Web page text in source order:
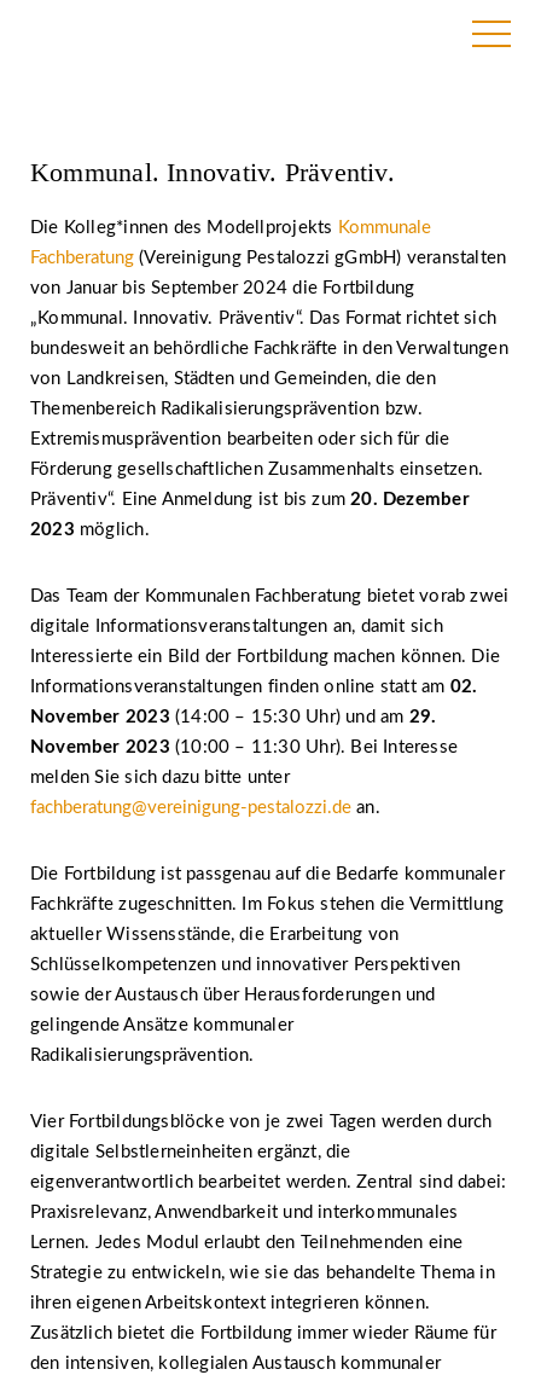
Kommunal. Innovativ. Präventiv.
Die Kolleg*innen des Modellprojekts Kommunale
Fachberatung (Vereinigung Pestalozzi gGmbH) veranstalten
von Januar bis September 2024 die Fortbildung
„Kommunal. Innovativ. Präventiv“. Das Format richtet sich
bundesweit an behördliche Fachkräfte in den Verwaltungen
von Landkreisen, Städten und Gemeinden, die den
Themenbereich Radikalisierungsprävention bzw.
Extremismusprävention bearbeiten oder sich für die
Förderung gesellschaftlichen Zusammenhalts einsetzen.
Präventiv“. Eine Anmeldung ist bis zum20. Dezember
2023 möglich.
Das Team der Kommunalen Fachberatung bietet vorab zwei
digitale Informationsveranstaltungen an, damit sich
Interessierte ein Bild der Fortbildung machen können. Die
Informationsveranstaltungen finden online statt am 02.
November 2023 (14:00 – 15:30 Uhr) und am 29.
November 2023 (10:00 – 11:30 Uhr). Bei Interesse
melden Sie sich dazu bitte unter
fachberatung@vereinigung-pestalozzi.de an.
Die Fortbildung ist passgenau auf die Bedarfe kommunaler
Fachkräfte zugeschnitten. Im Fokus stehen die Vermittlung
aktueller Wissensstände, die Erarbeitung von
Schlüsselkompetenzen und innovativer Perspektiven
sowie der Austausch über Herausforderungen und
gelingende Ansätze kommunaler
Radikalisierungsprävention.
Vier Fortbildungsblöcke von je zwei Tagen werden durch
digitale Selbstlerneinheiten ergänzt, die
eigenverantwortlich bearbeitet werden. Zentral sind dabei:
Praxisrelevanz, Anwendbarkeit und interkommunales
Lernen. Jedes Modul erlaubt den Teilnehmenden eine
Strategie zu entwickeln, wie sie das behandelte Thema in
ihren eigenen Arbeitskontext integrieren können.
Zusätzlich bietet die Fortbildung immer wieder Räume für
den intensiven, kollegialen Austausch kommunaler